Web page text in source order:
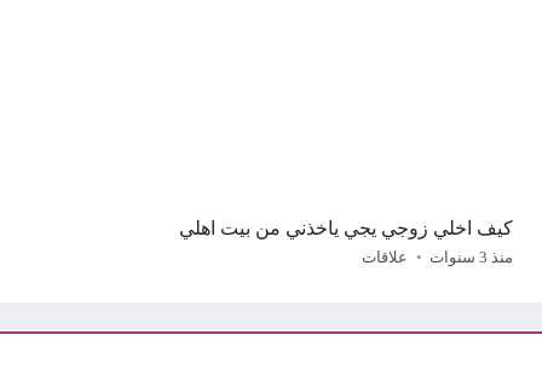
كيف اخلي زوجي يجي ياخذني من بيت اهلي
منذ 3 سنوات علاقات